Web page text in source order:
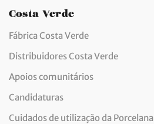
Costa Verde
Fábrica Costa Verde
Distribuidores Costa Verde
Apoios comunitários
Candidaturas
Cuidados de utilização da Porcelana